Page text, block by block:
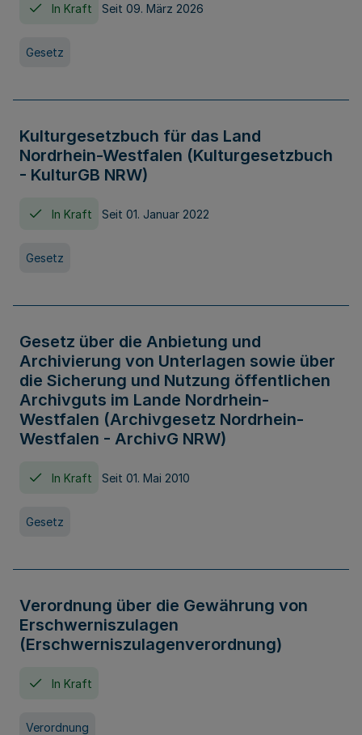
In Kraft Seit 09. März 2026
Gesetz
Kulturgesetzbuch für das Land
Nordrhein-Westfalen (Kulturgesetzbuch
- KulturGB NRW)
In Kraft Seit 01. Januar 2022
Gesetz
Gesetz über die Anbietung und
Archivierung von Unterlagen sowie über
die Sicherung und Nutzung öffentlichen
Archivguts im Lande Nordrhein-
Westfalen (Archivgesetz Nordrhein-
Westfalen - ArchivG NRW)
In Kraft Seit 01. Mai 2010
Gesetz
Verordnung über die Gewährung von
Erschwerniszulagen
(Erschwerniszulagenverordnung)
In Kraft
Verordnung